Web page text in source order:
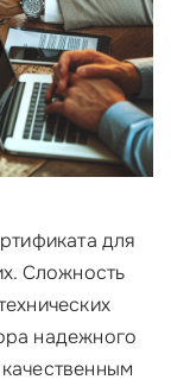
для
Сложность
надежного